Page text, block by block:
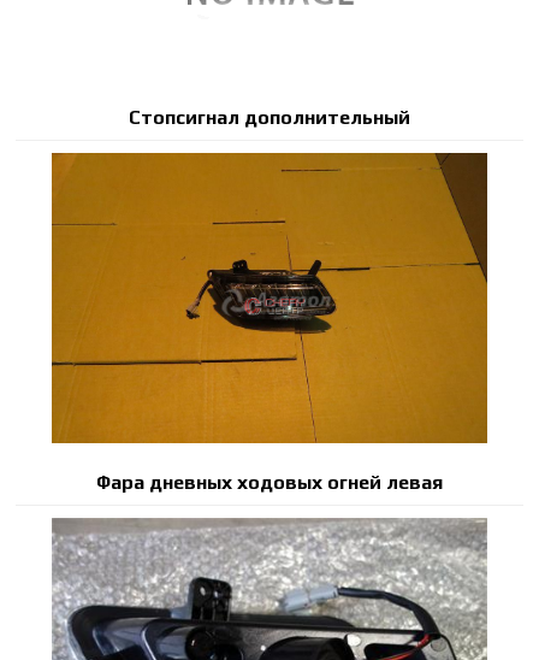
Стопсигнал дополнительный
Фара дневных ходовых огней левая